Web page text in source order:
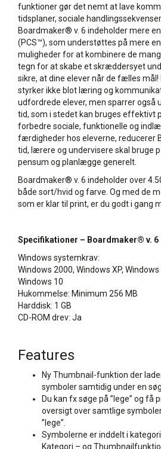
funktioner gør det nemt at lave
tidsplaner, sociale
Boardmaker® v. 6 indeholder mere
(PCS™), som understøttes på mere
muligheder for at kombinere de
tegn for at skabe et skræddersyet
sikre, at dine elever når de fælles
styrker ikke blot læring og
udfordrede elever, men sparrer også
tid, som i stedet kan bruges effektivt
forbedre sociale, funktionelle og
færdigheder hos eleverne, reducerer
tid, lærere og undervisere skal bruge
pensum og planlægge generelt.
Boardmaker® v. 6 indeholder over
både sort/hvid og farve. Og med de
som er klar til print, er du godt i gang
Specifikationer – Boardmaker® v. 6
Windows systemkrav:
Windows 2000, Windows XP,
Windows 10
Hukommelse: Minimum 256 MB
Harddisk: 1 GB
CD-ROM drev: Ja
Features
Ny Thumbnail-funktion der
symboler samtidig under en
Du kan fx søge på ”lege” og
oversigt over samtlige
”lege”.
Symbolerne er inddelt i
Kategori – og